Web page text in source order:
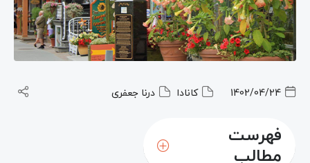
1402/04/24 کانادا درنا جعفری
فهرست
مطالب